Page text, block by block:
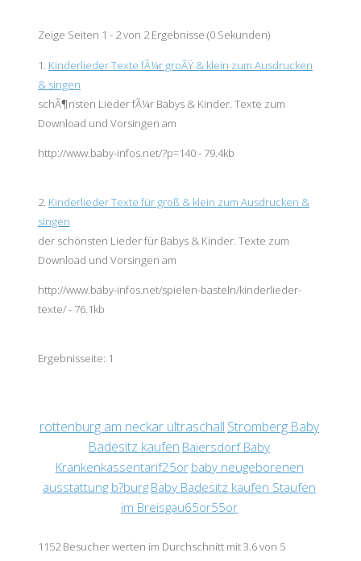
Zeige Seiten 1 - 2 von 2 Ergebnisse (0 Sekunden)
1. Kinderlieder Texte fÃ¼r groÃŸ & klein zum Ausdrucken
& singen
schÃ¶nsten Lieder fÃ¼r Babys & Kinder. Texte zum
Download und Vorsingen am
http://www.baby-infos.net/?p=140 - 79.4kb
2. Kinderlieder Texte für groß & klein zum Ausdrucken &
singen
der schönsten Lieder für Babys & Kinder. Texte zum
Download und Vorsingen am
http://www.baby-infos.net/spielen-basteln/kinderlieder-
texte/ - 76.1kb
Ergebnisseite: 1
rottenburg am neckar ultraschall Stromberg Baby
Badesitz kaufen Baiersdorf Baby
Krankenkassentarif25or baby neugeborenen
ausstattung b?burg Baby Badesitz kaufen Staufen
im Breisgau65or55or
1152Besucher werten im Durchschnitt mit3.6von 5